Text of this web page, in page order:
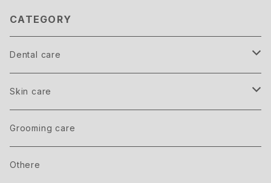
CATEGORY
Dental care
Member
Skin care
inner care
outer care
Grooming care
Othere